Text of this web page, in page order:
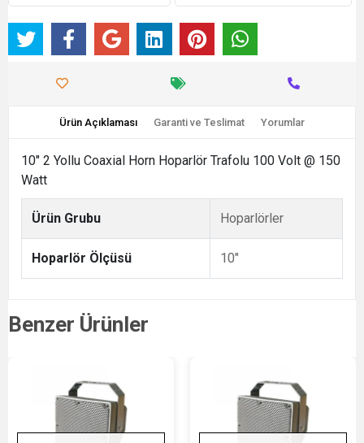
Ürün Açıklaması Garanti ve Teslimat Yorumlar
10" 2 Yollu Coaxial Horn Hoparlör Trafolu 100 Volt @ 150
Watt
Ürün Grubu Hoparlörler
Hoparlör Ölçüsü 10"
Benzer Ürünler